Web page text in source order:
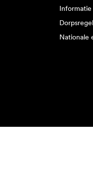
Informatie
Nationale